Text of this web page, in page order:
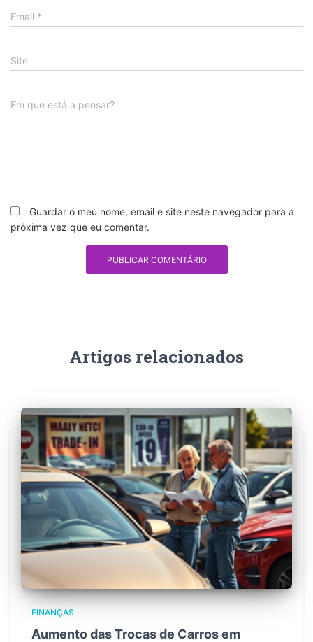
Email *
Site
Em que está a pensar?
Guardar o meu nome, email e site neste navegador para a
próxima vez que eu comentar.
Artigos relacionados
FINANÇAS
Aumento das Trocas de Carros em